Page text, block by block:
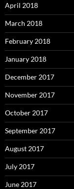
April 2018
March 2018
February 2018
January 2018
December 2017
November 2017
October 2017
September 2017
August 2017
July 2017
June 2017